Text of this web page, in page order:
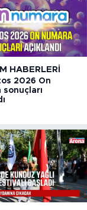
HABERLERI
2026 On
sonuçları